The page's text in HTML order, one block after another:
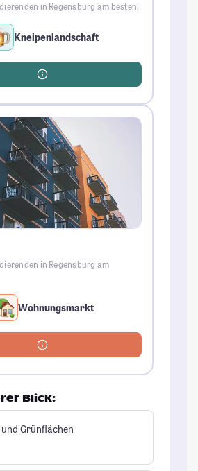
in Regensburg am besten:
Kneipenlandschaft
in Regensburg am
Wohnungsmarkt
Blick:
Grünflächen